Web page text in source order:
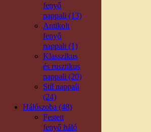
fenyő
nappali (13)
Antikolt
fenyő
nappali (1)
Klasszikus
és rusztikus
nappali (20)
Stíl nappali
(24)
Hálószoba (48)
Festett
fenyő háló